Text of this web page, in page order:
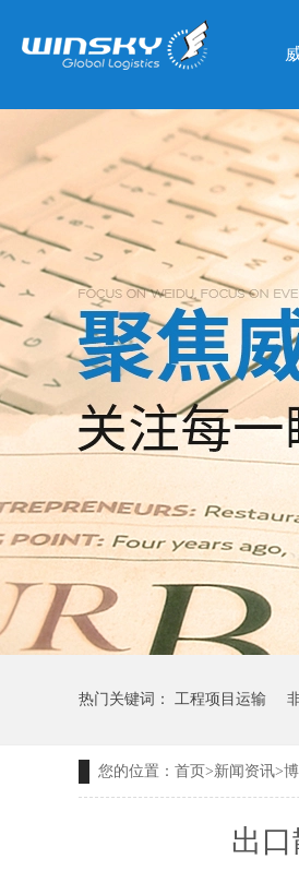
热门关键词： 工程项目运输
您的位置： 首页>新闻资讯>
出